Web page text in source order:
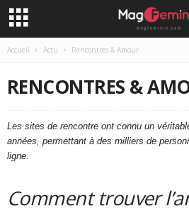
Accueil Actu Rencontres & Amour
RENCONTRES &
Les sites de rencontre ont connu un
années, permettant à des milliers de
ligne.
Comment trouver